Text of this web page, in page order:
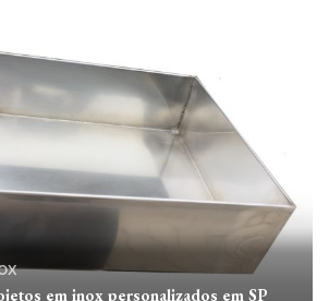
em inox personalizados em SP